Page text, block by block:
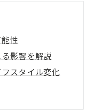
性
影響を解説
スタイル変化
つ理由